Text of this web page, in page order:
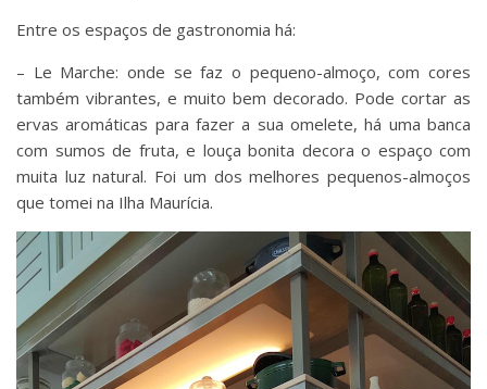
Entre os espaços de gastronomia há:
– Le Marche: onde se faz o pequeno-almoço, com cores
também vibrantes, e muito bem decorado. Pode cortar as
ervas aromáticas para fazer a sua omelete, há uma banca
com sumos de fruta, e louça bonita decora o espaço com
muita luz natural. Foi um dos melhores pequenos-almoços
que tomei na Ilha Maurícia.